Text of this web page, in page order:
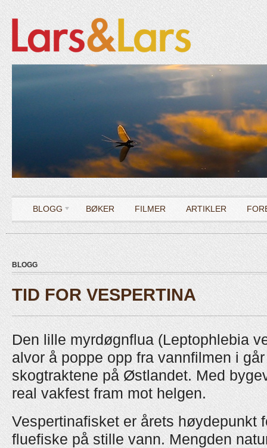
BLOGG BØKER FILMER ARTIKLER
BLOGG
TID FOR VESPERTINA
Den lille myrdøgnflua (Leptophlebia
alvor å poppe opp fra vannfilmen i
skogtraktene på Østlandet. Med
real vakfest fram mot helgen.
Vespertinafisket er årets høydepunkt
fluefiske på stille vann. Mengden